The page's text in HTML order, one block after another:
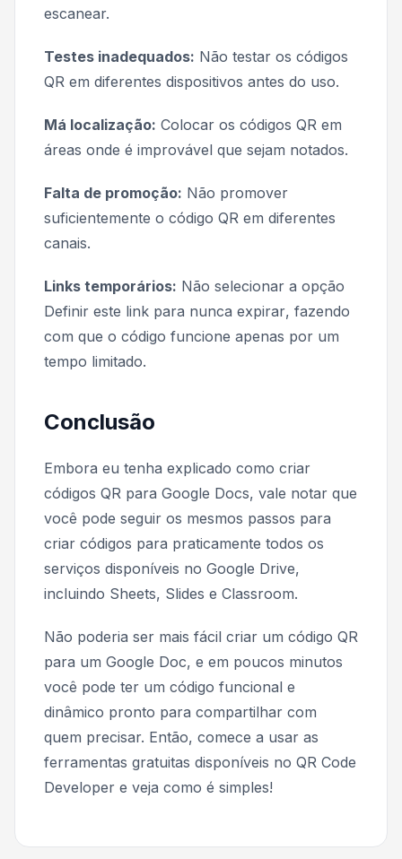
escanear.
Testes inadequados: Não testar os códigos
QR em diferentes dispositivos antes do uso.
Má localização: Colocar os códigos QR em
áreas onde é improvável que sejam notados.
Falta de promoção: Não promover
suficientemente o código QR em diferentes
canais.
Links temporários: Não selecionar a opção
Definir este link para nunca expirar, fazendo
com que o código funcione apenas por um
tempo limitado.
Conclusão
Embora eu tenha explicado como criar
códigos QR para Google Docs, vale notar que
você pode seguir os mesmos passos para
criar códigos para praticamente todos os
serviços disponíveis no Google Drive,
incluindo Sheets, Slides e Classroom.
Não poderia ser mais fácil criar um código QR
para um Google Doc, e em poucos minutos
você pode ter um código funcional e
dinâmico pronto para compartilhar com
quem precisar. Então, comece a usar as
ferramentas gratuitas disponíveis no QR Code
Developer e veja como é simples!